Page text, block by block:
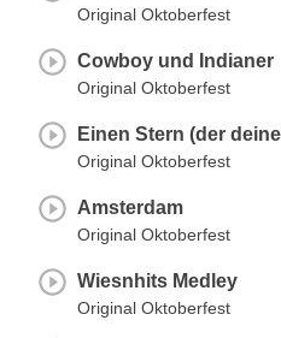
Original Oktoberfest
Cowboy und Indianer
Original Oktoberfest
Einen Stern (der
Original Oktoberfest
Amsterdam
Original Oktoberfest
Wiesnhits Medley
Original Oktoberfest